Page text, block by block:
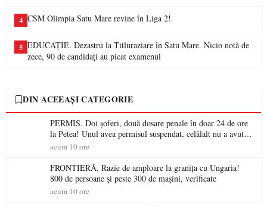
4 CSM Olimpia Satu Mare revine în Liga 2!
5 EDUCAȚIE. Dezastru la Titluraziare în Satu Mare. Nicio notă de
zece, 90 de candidați au picat examenul
DIN ACEEAȘI CATEGORIE
PERMIS. Doi șoferi, două dosare penale în doar 24 de ore
la Petea! Unul avea permisul suspendat, celălalt nu a avut
niciodată permis
acum 10 ore
FRONTIERĂ. Razie de amploare la granița cu Ungaria!
800 de persoane și peste 300 de mașini, verificate
acum 10 ore